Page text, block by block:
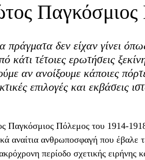
Παγκόσμιος
πράγματα δεν είχαν γίνει
κάτι τέτοιες ερωτήσεις
αν ανοίξουμε κάποιες
επιλογές και εκβάσεις
Παγκόσμιος Πόλεμος του 1914-
αναίτια ανθρωποσφαγή που
περίοδο σχετικής